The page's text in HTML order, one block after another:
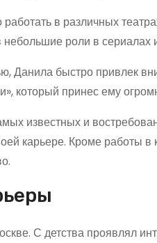
в различных
небольшие роли в сериалах
Данила быстро привлек
который принес ему
известных и
карьере. Кроме работы в
С детства проявлял